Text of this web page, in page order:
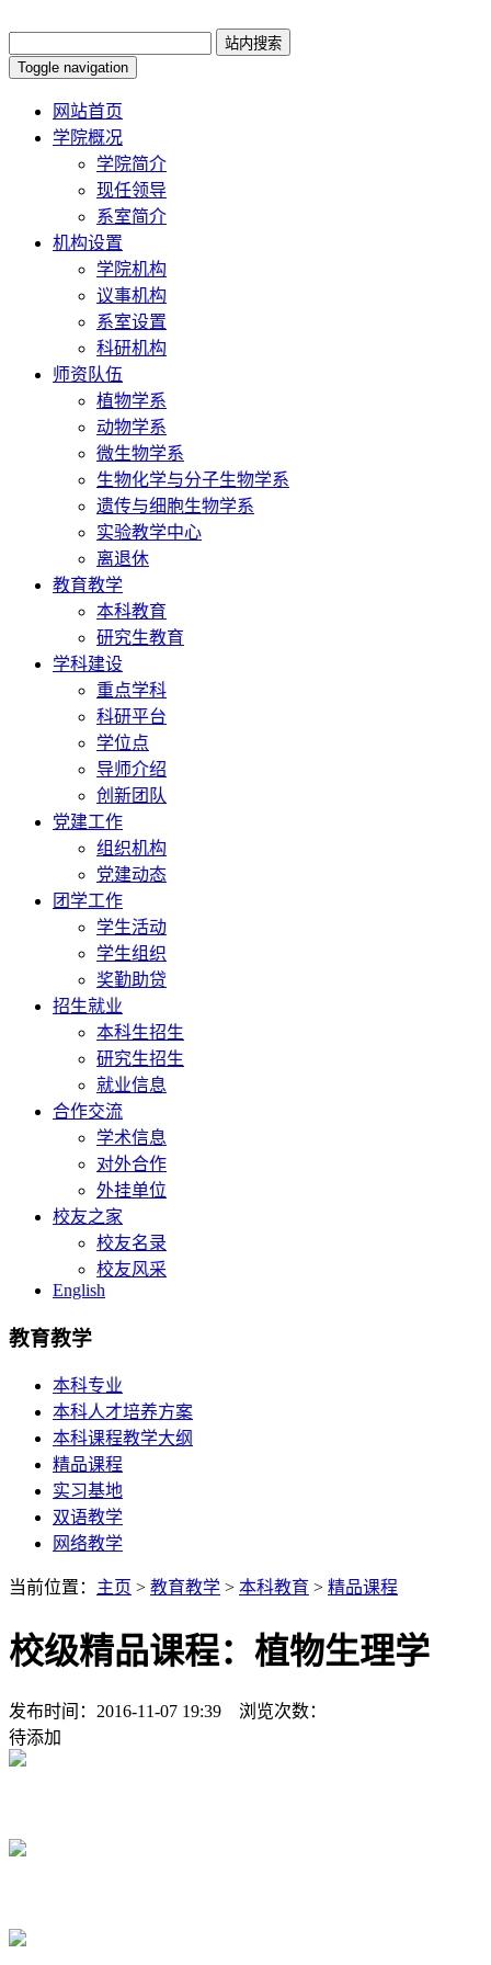
Toggle navigation
网站首页
学院概况
学院简介
现任领导
系室简介
机构设置
学院机构
议事机构
系室设置
科研机构
师资队伍
植物学系
动物学系
微生物学系
生物化学与分子生物学系
遗传与细胞生物学系
实验教学中心
离退休
教育教学
本科教育
研究生教育
学科建设
重点学科
科研平台
学位点
导师介绍
创新团队
党建工作
组织机构
党建动态
团学工作
学生活动
学生组织
奖勤助贷
招生就业
本科生招生
研究生招生
就业信息
合作交流
学术信息
对外合作
外挂单位
校友之家
校友名录
校友风采
English
教育教学
本科专业
本科人才培养方案
本科课程教学大纲
精品课程
实习基地
双语教学
网络教学
当前位置： 主页 > 教育教学 > 本科教育 > 精品课程
校级精品课程：植物生理学
发布时间：2016-11-07 19:39 浏览次数：
待添加